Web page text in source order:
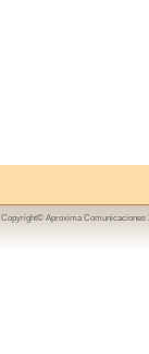
Copyright© Aproxima Comunicaciones